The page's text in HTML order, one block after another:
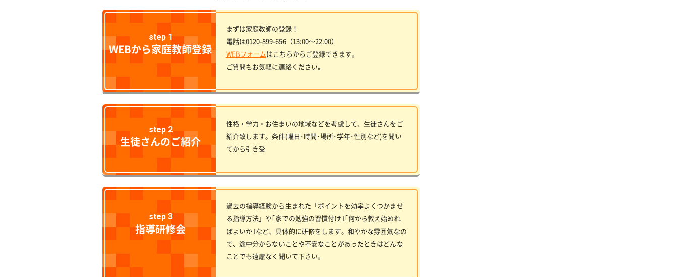
step 1
WEBから家庭教師登録
まずは家庭教師の登録！
電話は0120-899-656（13:00〜22:00）
WEBフォームはこちらからご登録できます。
ご質問もお気軽に連絡ください。
step 2
生徒さんのご紹介
性格・学力・お住まいの地域などを考慮して、生徒さんをご
紹介致します。条件(曜日･時間･場所･学年･性別など)を聞い
てから引き受
step 3
指導研修会
過去の指導経験から生まれた「ポイントを効率よくつかませ
る指導方法」や｢家での勉強の習慣付け｣｢何から教え始めれ
ばよいか｣など、具体的に研修をします。和やかな雰囲気なの
で、途中分からないことや不安なことがあったときはどんな
ことでも遠慮なく聞いて下さい。